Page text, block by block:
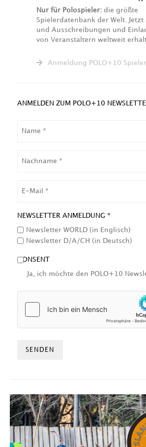
Nur für Polospieler: die größte
Spielerdatenbank der Welt. Jetzt
und Ausschreibungen und
von Veranstaltern weltweit
Anmeldung POLO+10
ANMELDEN ZUM POLO+10
NEWSLETTER ANMELDUNG *
Newsletter WORLD (in Englisch)
Newsletter D/A/CH (in Deutsch)
CONSENT
Ja, ich möchte den POLO+10